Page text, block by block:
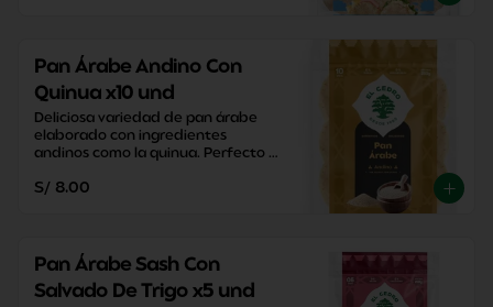
Pan Árabe Andino Con
Quinua x10 und
Deliciosa variedad de pan árabe
elaborado con ingredientes
andinos como la quinua. Perfecto
un sabor tradicional.
S/ 8.00
Pan Árabe Sash Con
Salvado De Trigo x5 und